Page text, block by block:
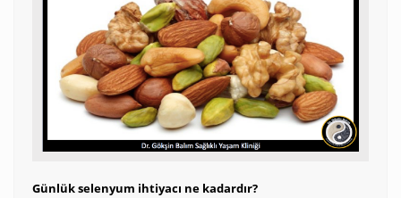
Günlük selenyum ihtiyacı ne kadardır?